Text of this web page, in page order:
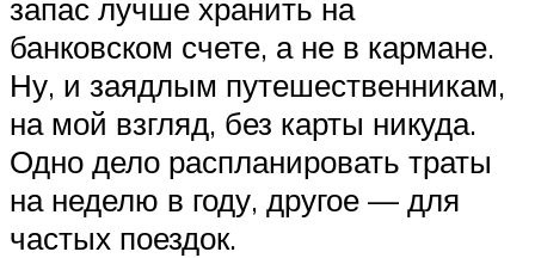
запас лучше хранить на
банковском счете, а не в кармане.
Ну, и заядлым путешественникам,
на мой взгляд, без карты никуда.
Одно дело распланировать траты
на неделю в году, другое — для
частых поездок.